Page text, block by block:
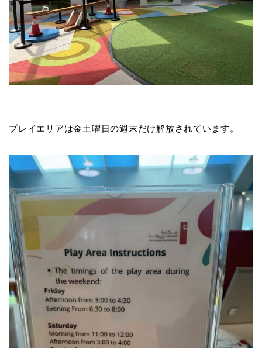
プレイエリアは金土曜日の週末だけ解放されています。